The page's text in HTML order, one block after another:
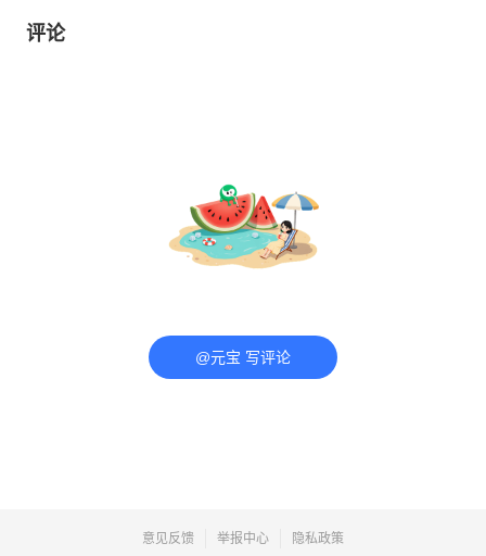
评论
@元宝 写评论
意见反馈 举报中心 隐私政策